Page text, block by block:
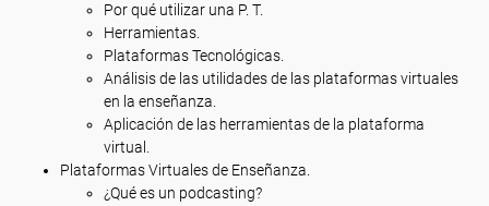
Por qué utilizar una P. T.
Herramientas.
Plataformas Tecnológicas.
Análisis de las utilidades de las plataformas virtuales
en la enseñanza.
Aplicación de las herramientas de la plataforma
virtual.
Plataformas Virtuales de Enseñanza.
¿Qué es un podcasting?